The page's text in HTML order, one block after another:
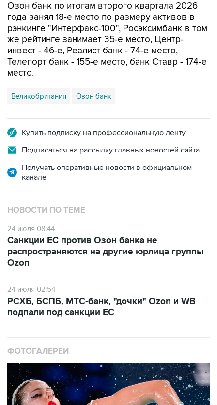
Озон банк по итогам второго квартала 2026
года занял 18-е место по размеру активов в
рэнкинге "Интерфакс-100", Росэксимбанк в том
же рейтинге занимает 35-е место, Центр-
инвест - 46-е, Реалист банк - 74-е место,
Телепорт банк - 155-е место, банк Ставр - 174-е
место.
Великобритания Озон банк
Купить подписку на профессиональную ленту
Подписаться на рассылку главных новостей сайта
Получать оперативные новости в официальном
канале
НОВОСТИ ПО ТЕМЕ
24 июля 08:44
Санкции ЕС против Озон банка не
распространяются на другие юрлица группы
Ozon
24 июля 02:54
РСХБ, БСПБ, МТС-банк, "дочки" Ozon и WB
подпали под санкции ЕС
ФОТОГАЛЕРЕИ